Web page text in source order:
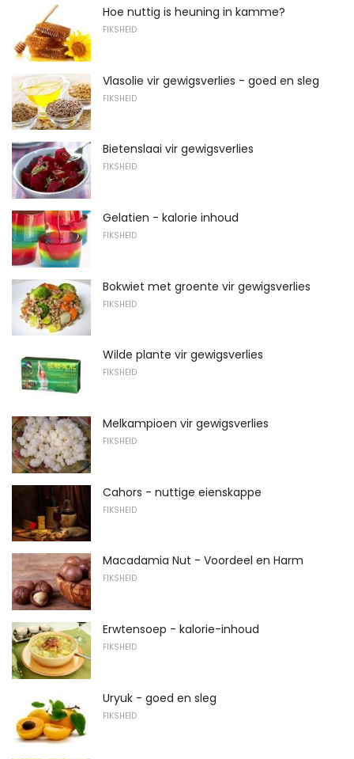
Hoe nuttig is heuning in kamme?
FIKSHEID
Vlasolie vir gewigsverlies - goed en sleg
FIKSHEID
Bietenslaai vir gewigsverlies
FIKSHEID
Gelatien - kalorie inhoud
FIKSHEID
Bokwiet met groente vir gewigsverlies
FIKSHEID
Wilde plante vir gewigsverlies
FIKSHEID
Melkampioen vir gewigsverlies
FIKSHEID
Cahors - nuttige eienskappe
FIKSHEID
Macadamia Nut - Voordeel en Harm
FIKSHEID
Erwtensoep - kalorie-inhoud
FIKSHEID
Uryuk - goed en sleg
FIKSHEID